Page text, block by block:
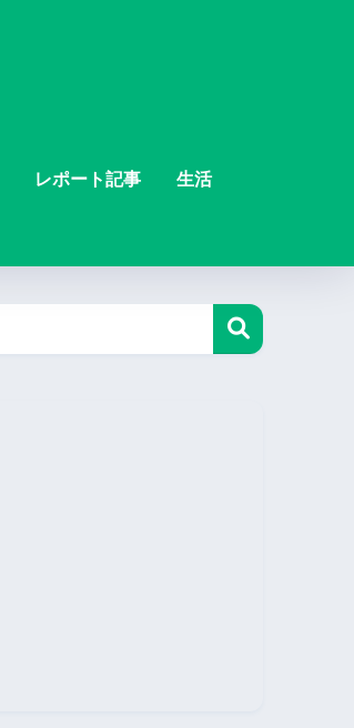
レポート記事 生活